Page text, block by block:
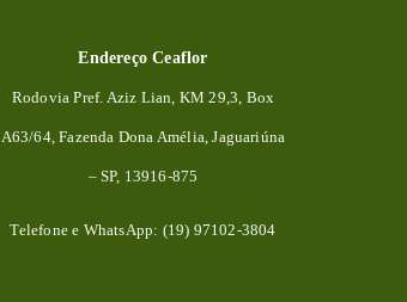
Endereço Ceaflor
Rodovia Pref. Aziz Lian, KM 29,3, Box
A63/64, Fazenda Dona Amélia, Jaguariúna
– SP, 13916-875
Telefone e WhatsApp: (19) 97102-3804